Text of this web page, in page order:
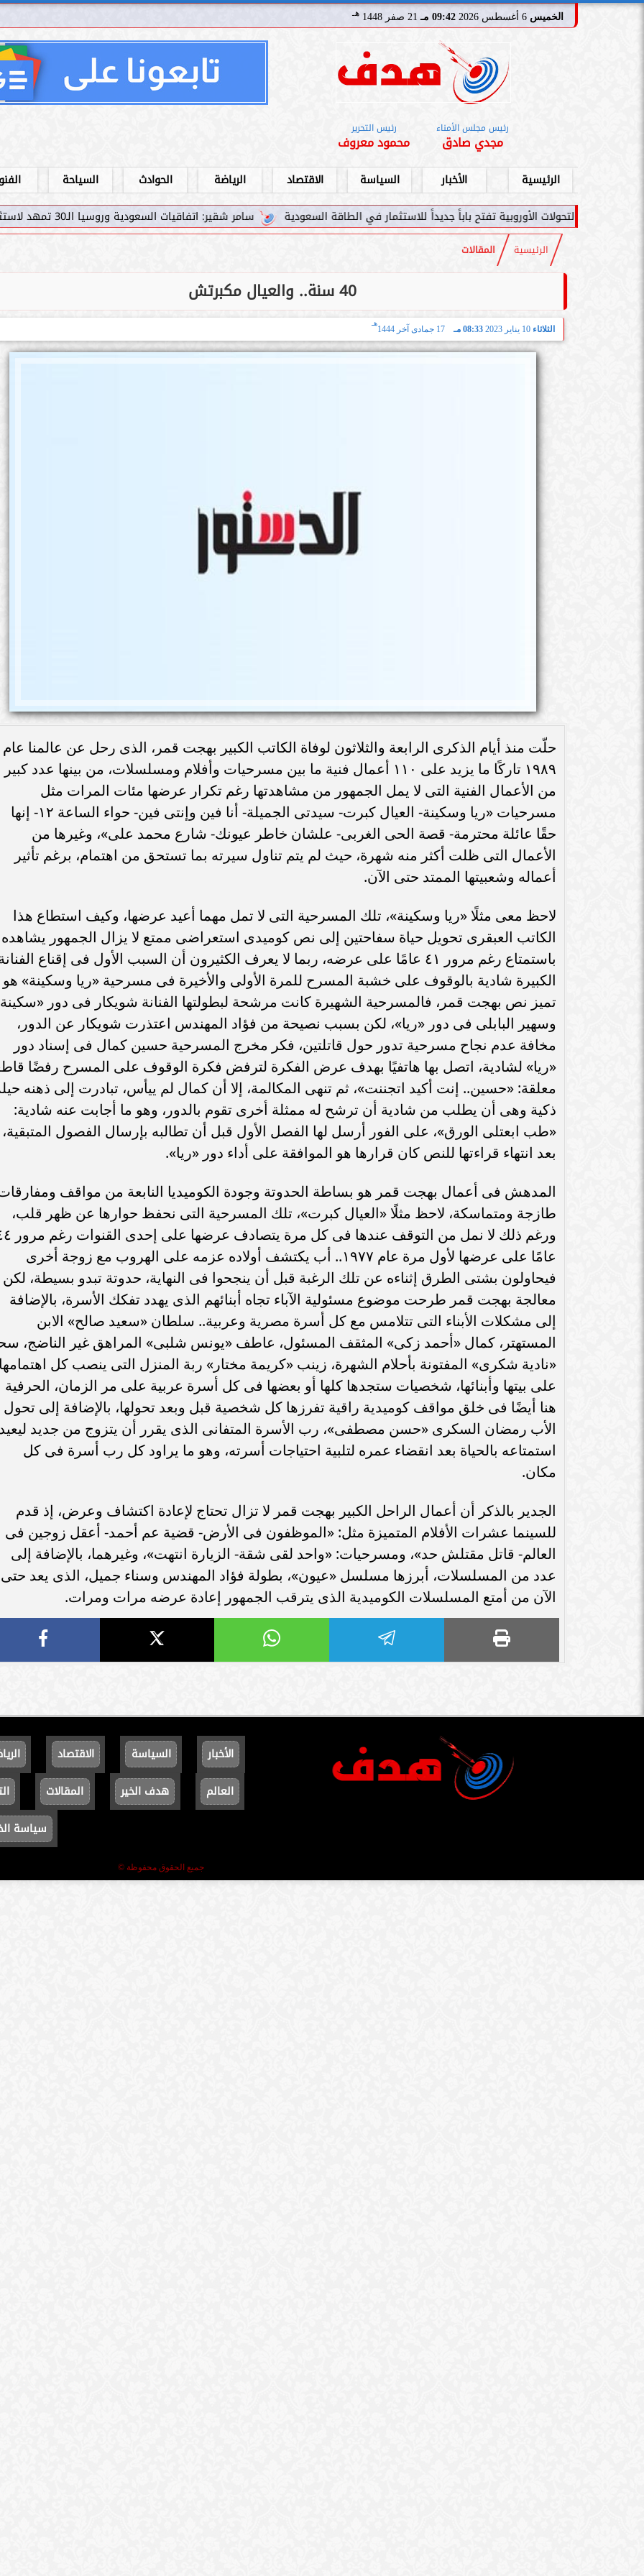
الخميس 09:42 مـ 21 صفر 1448 هـ
رئيس مجلس الأمناء
مجدي صادق
رئيس التحرير
محمود معروف
الرئيسية الأخبار السياسة الاقتصاد الرياضة الحوادث السياحة
سامر شقير: اتفاقيات السعودية وروسيا الـ30 تمهد لاستثمارات استراتيجية واعدة في رؤية... الأوروبية تفتح باباً جديداً للاستثمار في الطاقة السعودية
الرئيسية المقالات
40 سنة.. والعيال مكبرتش
الثلاثاء 10 يناير 2023 08:33 مـ 17 جمادى آخر 1444
هـ
حلّت منذ أيام الذكرى الرابعة والثلاثون لوفاة الكاتب الكبير بهجت قمر، الذى رحل عن عالمنا عام
١٩٨٩ تاركًا ما يزيد على ١١٠ أعمال فنية ما بين مسرحيات وأفلام ومسلسلات، من بينها عدد كبير
من الأعمال الفنية التى لا يمل الجمهور من مشاهدتها رغم تكرار عرضها مئات المرات مثل
مسرحيات «ريا وسكينة- العيال كبرت- سيدتى الجميلة- أنا فين وإنتى فين- حواء الساعة ١٢- إنها
حقًا عائلة محترمة- قصة الحى الغربى- علشان خاطر عيونك- شارع محمد على»، وغيرها من
الأعمال التى ظلت أكثر منه شهرة، حيث لم يتم تناول سيرته بما تستحق من اهتمام، برغم تأثير
أعماله وشعبيتها الممتد حتى الآن.
لاحظ معى مثلًا «ريا وسكينة»، تلك المسرحية التى لا تمل مهما أعيد عرضها، وكيف استطاع هذا
الكاتب العبقرى تحويل حياة سفاحتين إلى نص كوميدى استعراضى ممتع لا يزال الجمهور يشاهده
باستمتاع رغم مرور ٤١ عامًا على عرضه، ربما لا يعرف الكثيرون أن السبب الأول فى إقناع
الكبيرة شادية بالوقوف على خشبة المسرح للمرة الأولى والأخيرة فى مسرحية «ريا وسكينة» هو
تميز نص بهجت قمر، فالمسرحية الشهيرة كانت مرشحة لبطولتها الفنانة شويكار فى دور
وسهير البابلى فى دور «ريا»، لكن بسبب نصيحة من فؤاد المهندس اعتذرت شويكار عن الدور،
مخافة عدم نجاح مسرحية تدور حول قاتلتين، فكر مخرج المسرحية حسين كمال فى إسناد دور
«ريا» لشادية، اتصل بها هاتفيًا بهدف عرض الفكرة لترفض فكرة الوقوف على المسرح رفضًا
معلقة: «حسين.. إنت أكيد اتجننت»، ثم تنهى المكالمة، إلا أن كمال لم ييأس، تبادرت إلى ذهنه
ذكية وهى أن يطلب من شادية أن ترشح له ممثلة أخرى تقوم بالدور، وهو ما أجابت عنه شادية:
«طب ابعتلى الورق»، على الفور أرسل لها الفصل الأول قبل أن تطالبه بإرسال الفصول المتبقية،
بعد انتهاء قراءتها للنص كان قرارها هو الموافقة على أداء دور «ريا».
المدهش فى أعمال بهجت قمر هو بساطة الحدوتة وجودة الكوميديا النابعة من مواقف
طازجة ومتماسكة، لاحظ مثلًا «العيال كبرت»، تلك المسرحية التى نحفظ حوارها عن ظهر قلب،
ورغم ذلك لا نمل من التوقف عندها فى كل مرة
عامًا على عرضها لأول مرة عام ١٩٧٧.. أب يكتشف أولاده عزمه على الهروب مع زوجة أخرى
فيحاولون بشتى الطرق إثناءه عن تلك الرغبة قبل أن ينجحوا فى النهاية، حدوتة تبدو بسيطة، لكن
معالجة بهجت قمر طرحت موضوع مسئولية الآباء تجاه أبنائهم الذى يهدد تفكك الأسرة، بالإضافة
إلى مشكلات الأبناء التى تتلامس مع كل أسرة مصرية وعربية.. سلطان «سعيد صالح» الابن
المستهتر، كمال «أحمد زكى» المثقف المسئول، عاطف «يونس شلبى» المراهق غير الناضج،
«نادية شكرى» المفتونة بأحلام الشهرة، زينب «كريمة مختار» ربة المنزل التى ينصب كل اهتمامها
على بيتها وأبنائها، شخصيات ستجدها كلها أو بعضها فى كل أسرة عربية على مر الزمان، الحرفية
هنا أيضًا فى خلق مواقف كوميدية راقية تفرزها كل شخصية قبل وبعد تحولها، بالإضافة إلى تحول
الأب رمضان السكرى «حسن مصطفى»، رب الأسرة المتفانى الذى يقرر أن يتزوج من جديد ليعيد
استمتاعه بالحياة بعد انقضاء عمره لتلبية احتياجات أسرته، وهو ما يراود كل رب أسرة فى كل
مكان.
الجدير بالذكر أن أعمال الراحل الكبير بهجت قمر لا تزال تحتاج لإعادة اكتشاف وعرض، إذ قدم
للسينما عشرات الأفلام المتميزة مثل: «الموظفون فى الأرض- قضية عم أحمد- أعقل زوجين فى
العالم- قاتل مقتلش حد»، ومسرحيات: «واحد لقى شقة- الزيارة انتهت»، وغيرهما، بالإضافة إلى
عدد من المسلسلات، أبرزها مسلسل «عيون»، بطولة فؤاد المهندس وسناء جميل، الذى يعد حتى
الآن من أمتع المسلسلات الكوميدية الذى يترقب الجمهور إعادة عرضه مرات ومرات.
سامر شقير: اتفاقيات السعودية وروسيا
الـ30 تمهد لاستثمارات استراتيجية واعدة
في رؤية...
سامر شقير: التحولات الأوروبية تفتح باباً
جديداً للاستثمار في الطاقة السعودية
سامر شقير: ارتفاع استثمارات
السعودية يعكس متانة السيولة
الاستقرار المالي
الأخبار السياسة الاقتصاد
العالم
هدف الخير المقالات
سياسة
جميع الحقوق محفوظة ©